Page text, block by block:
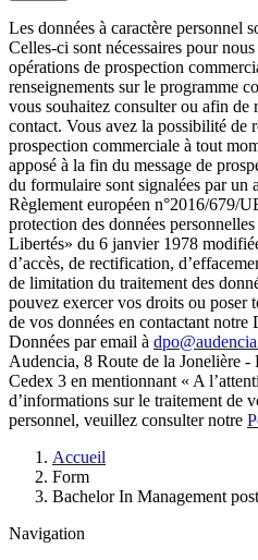
Les données à caractère personnel
Celles-ci sont nécessaires pour
opérations de prospection
renseignements sur le programme
vous souhaitez consulter ou afin de
contact. Vous avez la possibilité de
prospection commerciale à tout
apposé à la fin du message de
du formulaire sont signalées par un
Règlement européen n°2016/679/
protection des données
Libertés» du 6 janvier 1978
d’accès, de rectification,
de limitation du traitement des
pouvez exercer vos droits ou poser
de vos données en contactant notre
Données par email à
Audencia, 8 Route de la Jonelière -
Cedex 3 en mentionnant « A
d’informations sur le traitement de
personnel, veuillez consulter notre
d'Ariane
Accueil
Form
Bachelor In Management
Navigation